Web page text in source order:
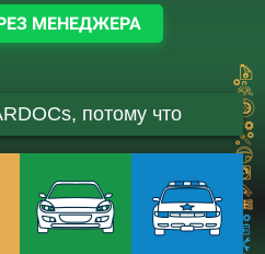
МЕНЕДЖЕРА
потому что